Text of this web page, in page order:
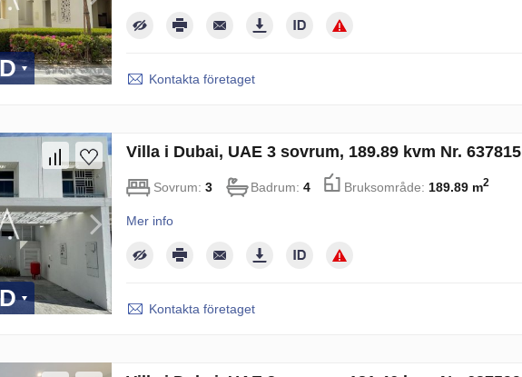
Kontakta företaget
Villa i Dubai, UAE 3 sovrum, 189.89 kvm Nr. 637815
Sovrum: 3 Badrum: 4 Bruksområde: 189.89 m2
Mer info
Kontakta företaget